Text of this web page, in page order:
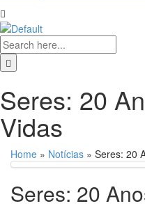
Seres: 20
Vidas
Home » Notícias » Seres: 20
Seres: 20